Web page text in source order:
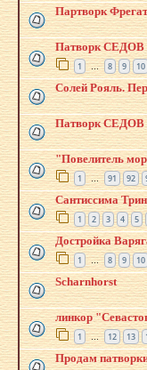
Партворк
Патворк СЕДОВ
1 … 8 9 10
Солей Рояль.
Патворк СЕДОВ
"Повелитель
1 … 91 92
Сантиссима
1 2 3 4 5
Достройка
1 … 8 9 10
Scharnhorst
линкор
1 … 12 13
Продам